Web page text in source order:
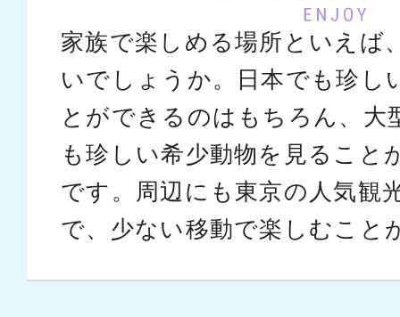
家族で楽しめる場所といえば
いでしょうか。日本でも珍し
とができるのはもちろん、大
も珍しい希少動物を見ること
です。周辺にも東京の人気観
で、少ない移動で楽しむこと